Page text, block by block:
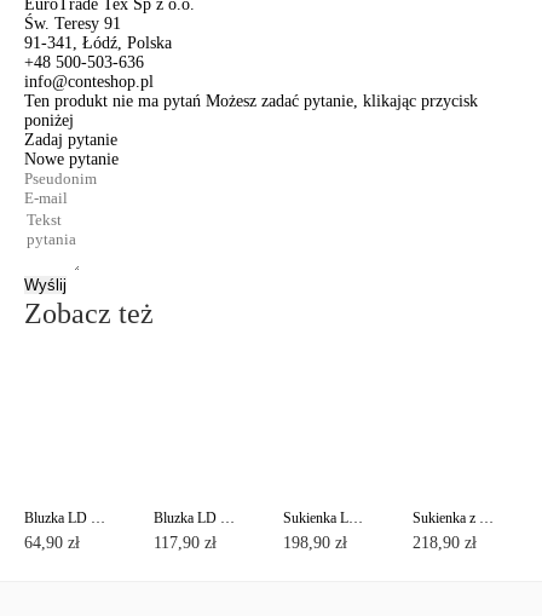
EuroTrade Tex Sp z o.o.
Św. Teresy 91
91-341, Łódź, Polska
+48 500-503-636
info@conteshop.pl
Ten produkt nie ma pytań Możesz zadać pytanie, klikając przycisk
poniżej
Zadaj pytanie
Nowe pytanie
Wyślij
Zobacz też
Bluzka LD 498
64,90 zł
Bluzka LD 478
117,90 zł
Sukienka LPL 523
198,90 zł
Sukienka z koronkową wstawką i kieszeniami po bokach LPL 530
218,90 zł